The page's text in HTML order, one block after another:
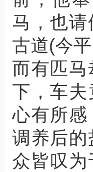
马，也
古道(今
而有匹
下，车
心有所
调养后
众皆叹